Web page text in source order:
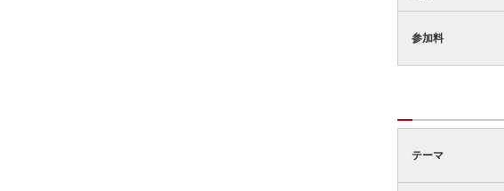
参加料
テーマ